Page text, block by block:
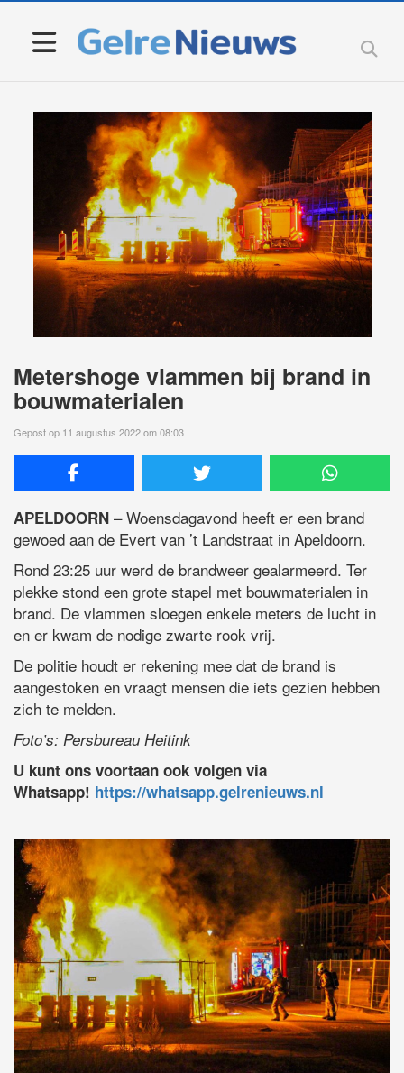
Metershoge vlammen bij brand in
bouwmaterialen
Gepost op 11 augustus 2022 om 08:03
APELDOORN – Woensdagavond heeft er een brand
gewoed aan de Evert van ’t Landstraat in Apeldoorn.
Rond 23:25 uur werd de brandweer gealarmeerd. Ter
plekke stond een grote stapel met bouwmaterialen in
brand. De vlammen sloegen enkele meters de lucht in
en er kwam de nodige zwarte rook vrij.
De politie houdt er rekening mee dat de brand is
aangestoken en vraagt mensen die iets gezien hebben
zich te melden.
Foto’s: Persbureau Heitink
U kunt ons voortaan ook volgen via
Whatsapp! https://whatsapp.gelrenieuws.nl